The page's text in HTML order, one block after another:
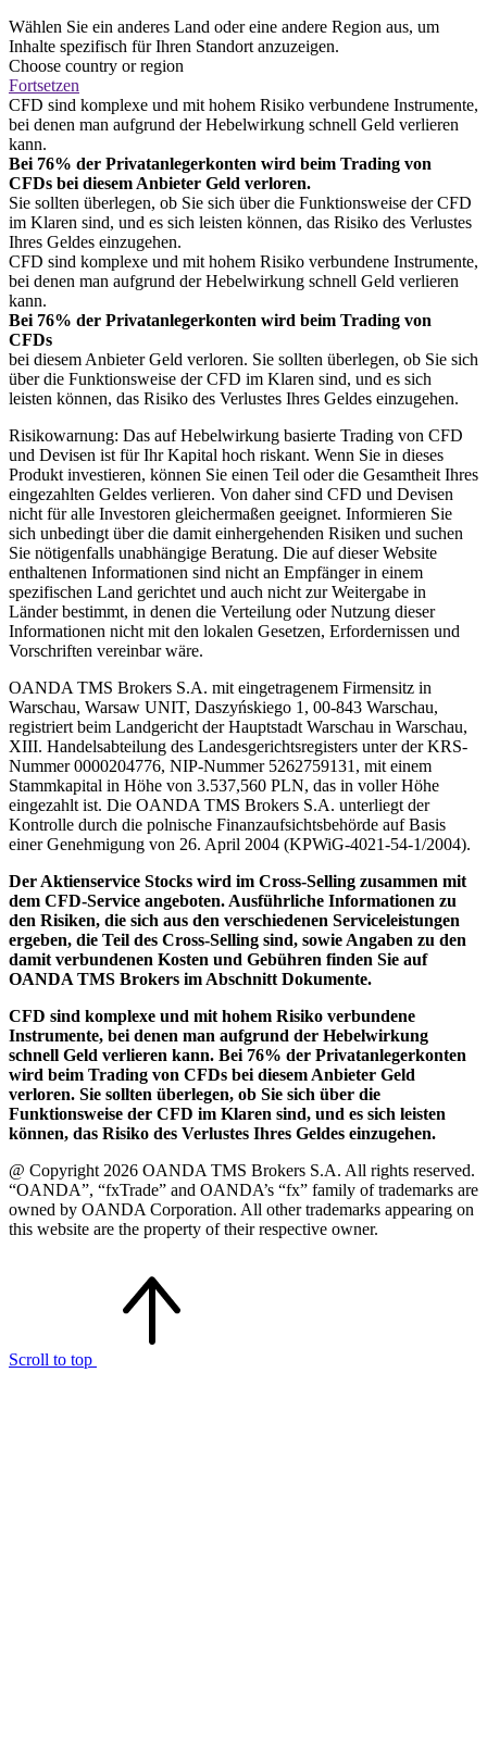
Wählen Sie ein anderes Land oder eine andere Region aus, um
Inhalte spezifisch für Ihren Standort anzuzeigen.
Choose country or region
Fortsetzen
CFD sind komplexe und mit hohem Risiko verbundene Instrumente,
bei denen man aufgrund der Hebelwirkung schnell Geld verlieren
kann.
Bei 76% der Privatanlegerkonten wird beim Trading von
CFDs bei diesem Anbieter Geld verloren.
Sie sollten überlegen, ob Sie sich über die Funktionsweise der CFD
im Klaren sind, und es sich leisten können, das Risiko des Verlustes
Ihres Geldes einzugehen.
CFD sind komplexe und mit hohem Risiko verbundene Instrumente,
bei denen man aufgrund der Hebelwirkung schnell Geld verlieren
kann.
Bei 76% der Privatanlegerkonten wird beim Trading von
CFDs
bei diesem Anbieter Geld verloren. Sie sollten überlegen, ob Sie sich
über die Funktionsweise der CFD im Klaren sind, und es sich
leisten können, das Risiko des Verlustes Ihres Geldes einzugehen.
Risikowarnung: Das auf Hebelwirkung basierte Trading von CFD
und Devisen ist für Ihr Kapital hoch riskant. Wenn Sie in dieses
Produkt investieren, können Sie einen Teil oder die Gesamtheit Ihres
eingezahlten Geldes verlieren. Von daher sind CFD und Devisen
nicht für alle Investoren gleichermaßen geeignet. Informieren Sie
sich unbedingt über die damit einhergehenden Risiken und suchen
Sie nötigenfalls unabhängige Beratung. Die auf dieser Website
enthaltenen Informationen sind nicht an Empfänger in einem
spezifischen Land gerichtet und auch nicht zur Weitergabe in
Länder bestimmt, in denen die Verteilung oder Nutzung dieser
Informationen nicht mit den lokalen Gesetzen, Erfordernissen und
Vorschriften vereinbar wäre.
OANDA TMS Brokers S.A. mit eingetragenem Firmensitz in
Warschau, Warsaw UNIT, Daszyńskiego 1, 00-843 Warschau,
registriert beim Landgericht der Hauptstadt Warschau in Warschau,
XIII. Handelsabteilung des Landesgerichtsregisters unter der KRS-
Nummer 0000204776, NIP-Nummer 5262759131, mit einem
Stammkapital in Höhe von 3.537,560 PLN, das in voller Höhe
eingezahlt ist. Die OANDA TMS Brokers S.A. unterliegt der
Kontrolle durch die polnische Finanzaufsichtsbehörde auf Basis
einer Genehmigung von 26. April 2004 (KPWiG-4021-54-1/2004).
Der Aktienservice Stocks wird im Cross-Selling zusammen mit
dem CFD-Service angeboten. Ausführliche Informationen zu
den Risiken, die sich aus den verschiedenen Serviceleistungen
ergeben, die Teil des Cross-Selling sind, sowie Angaben zu den
damit verbundenen Kosten und Gebühren finden Sie auf
OANDA TMS Brokers im Abschnitt Dokumente.
CFD sind komplexe und mit hohem Risiko verbundene
Instrumente, bei denen man aufgrund der Hebelwirkung
schnell Geld verlieren kann. Bei 76% der Privatanlegerkonten
wird beim Trading von CFDs bei diesem Anbieter Geld
verloren. Sie sollten überlegen, ob Sie sich über die
Funktionsweise der CFD im Klaren sind, und es sich leisten
können, das Risiko des Verlustes Ihres Geldes einzugehen.
@ Copyright 2026 OANDA TMS Brokers S.A. All rights reserved.
“OANDA”, “fxTrade” and OANDA’s “fx” family of trademarks are
owned by OANDA Corporation. All other trademarks appearing on
this website are the property of their respective owner.
Scroll to top